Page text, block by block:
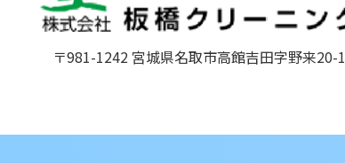
〒981-1242 宮城県名取市高館吉田字野来20-1